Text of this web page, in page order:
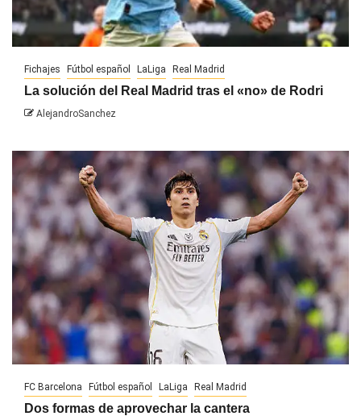
Fichajes Fútbol español LaLiga Real Madrid
La solución del Real Madrid tras el «no» de Rodri
AlejandroSanchez
FC Barcelona Fútbol español LaLiga Real Madrid
Dos formas de aprovechar la cantera